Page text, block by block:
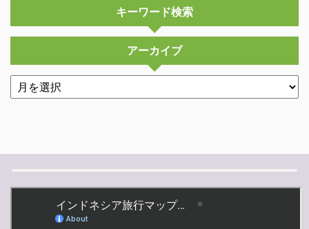
キーワード検索
アーカイブ